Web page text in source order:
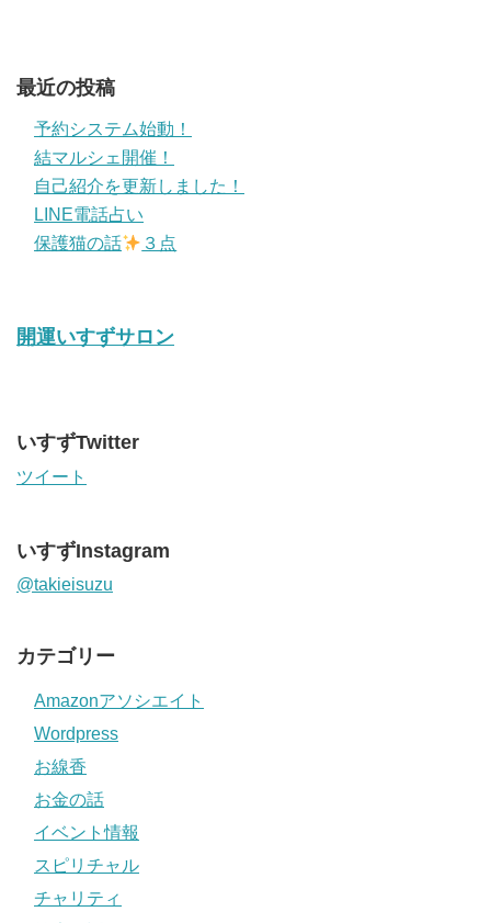
最近の投稿
予約システム始動！
結マルシェ開催！
自己紹介を更新しました！
LINE電話占い
保護猫の話
３点
開運いすずサロン
いすずTwitter
ツイート
いすずInstagram
@takieisuzu
カテゴリー
Amazonアソシエイト
Wordpress
お線香
お金の話
イベント情報
スピリチャル
チャリティ